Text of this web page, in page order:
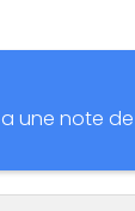
a une note de